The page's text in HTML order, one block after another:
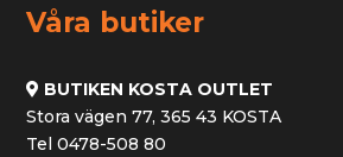
Våra butiker
BUTIKEN KOSTA OUTLET
Stora vägen 77, 365 43 KOSTA
Tel 0478-508 80